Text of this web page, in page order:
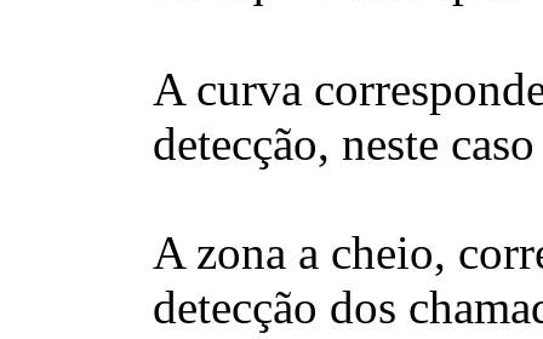
A curva
detecção, neste
A zona a cheio,
detecção dos